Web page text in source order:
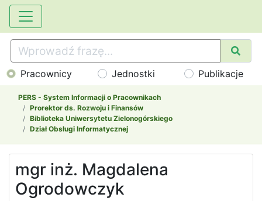
Pracownicy Jednostki Publikacje
PERS - System Informacji o Pracownikach
Prorektor ds. Rozwoju i Finansów
Biblioteka Uniwersytetu Zielonogórskiego
Dział Obsługi Informatycznej
mgr inż. Magdalena
Ogrodowczyk